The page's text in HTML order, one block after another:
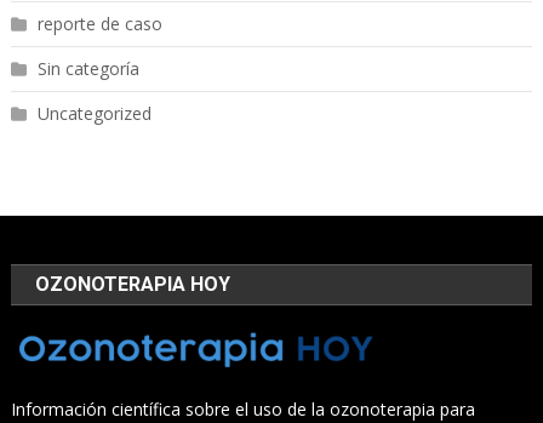
reporte de caso
Sin categoría
Uncategorized
OZONOTERAPIA HOY
Información científica sobre el uso de la ozonoterapia para